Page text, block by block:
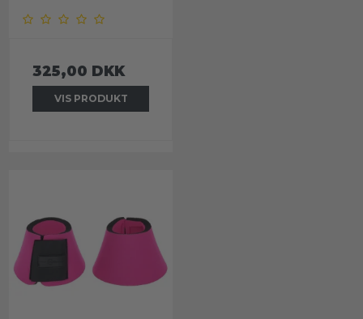
325,00 DKK
VIS PRODUKT